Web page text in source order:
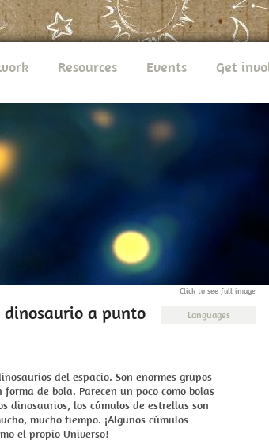
Resources Events Get
Click to see full image
Languages
dinosaurio a punto
del espacio. Son enormes grupos
de bola. Parecen un poco como bolas
dinosaurios, los cúmulos de estrellas son
mucho tiempo. ¡Algunos cúmulos
el propio Universo!